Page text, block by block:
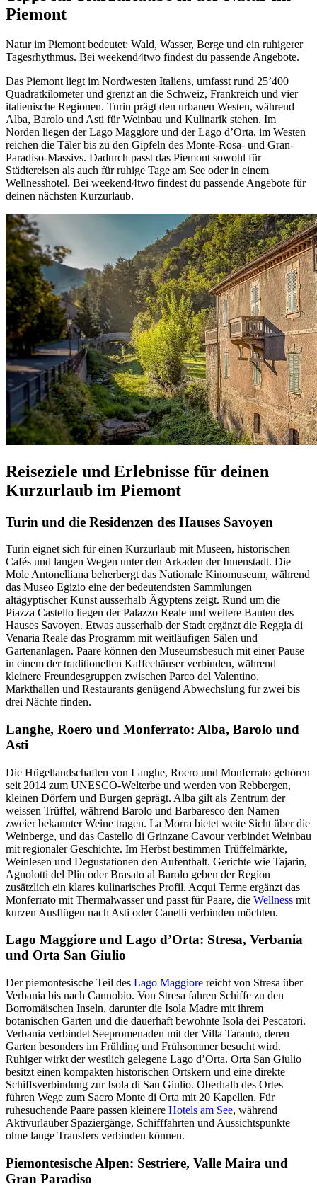
Piemont
Natur im Piemont bedeutet: Wald, Wasser, Berge und ein ruhigerer
Tagesrhythmus. Bei weekend4two findest du passende Angebote.
Das Piemont liegt im Nordwesten Italiens, umfasst rund 25’400
Quadratkilometer und grenzt an die Schweiz, Frankreich und vier
italienische Regionen. Turin prägt den urbanen Westen, während
Alba, Barolo und Asti für Weinbau und Kulinarik stehen. Im
Norden liegen der Lago Maggiore und der Lago d’Orta, im Westen
reichen die Täler bis zu den Gipfeln des Monte-Rosa- und Gran-
Paradiso-Massivs. Dadurch passt das Piemont sowohl für
Städtereisen als auch für ruhige Tage am See oder in einem
Wellnesshotel. Bei weekend4two findest du passende Angebote für
deinen nächsten Kurzurlaub.
Reiseziele und Erlebnisse für deinen
Kurzurlaub im Piemont
Turin und die Residenzen des Hauses Savoyen
Turin eignet sich für einen Kurzurlaub mit Museen, historischen
Cafés und langen Wegen unter den Arkaden der Innenstadt. Die
Mole Antonelliana beherbergt das Nationale Kinomuseum, während
das Museo Egizio eine der bedeutendsten Sammlungen
altägyptischer Kunst ausserhalb Ägyptens zeigt. Rund um die
Piazza Castello liegen der Palazzo Reale und weitere Bauten des
Hauses Savoyen. Etwas ausserhalb der Stadt ergänzt die Reggia di
Venaria Reale das Programm mit weitläufigen Sälen und
Gartenanlagen. Paare können den Museumsbesuch mit einer Pause
in einem der traditionellen Kaffeehäuser verbinden, während
kleinere Freundesgruppen zwischen Parco del Valentino,
Markthallen und Restaurants genügend Abwechslung für zwei bis
drei Nächte finden.
Langhe, Roero und Monferrato: Alba, Barolo und
Asti
Die Hügellandschaften von Langhe, Roero und Monferrato gehören
seit 2014 zum UNESCO-Welterbe und werden von Rebbergen,
kleinen Dörfern und Burgen geprägt. Alba gilt als Zentrum der
weissen Trüffel, während Barolo und Barbaresco den Namen
zweier bekannter Weine tragen. La Morra bietet weite Sicht über die
Weinberge, und das Castello di Grinzane Cavour verbindet Weinbau
mit regionaler Geschichte. Im Herbst bestimmen Trüffelmärkte,
Weinlesen und Degustationen den Aufenthalt. Gerichte wie Tajarin,
Agnolotti del Plin oder Brasato al Barolo geben der Region
zusätzlich ein klares kulinarisches Profil. Acqui Terme ergänzt das
Monferrato mit Thermalwasser und passt für Paare, die Wellness mit
kurzen Ausflügen nach Asti oder Canelli verbinden möchten.
Lago Maggiore und Lago d’Orta: Stresa, Verbania
und Orta San Giulio
Der piemontesische Teil des Lago Maggiore reicht von Stresa über
Verbania bis nach Cannobio. Von Stresa fahren Schiffe zu den
Borromäischen Inseln, darunter die Isola Madre mit ihrem
botanischen Garten und die dauerhaft bewohnte Isola dei Pescatori.
Verbania verbindet Seepromenaden mit der Villa Taranto, deren
Garten besonders im Frühling und Frühsommer besucht wird.
Ruhiger wirkt der westlich gelegene Lago d’Orta. Orta San Giulio
besitzt einen kompakten historischen Ortskern und eine direkte
Schiffsverbindung zur Isola di San Giulio. Oberhalb des Ortes
führen Wege zum Sacro Monte di Orta mit 20 Kapellen. Für
ruhesuchende Paare passen kleinere Hotels am See, während
Aktivurlauber Spaziergänge, Schifffahrten und Aussichtspunkte
ohne lange Transfers verbinden können.
Piemontesische Alpen: Sestriere, Valle Maira und
Gran Paradiso